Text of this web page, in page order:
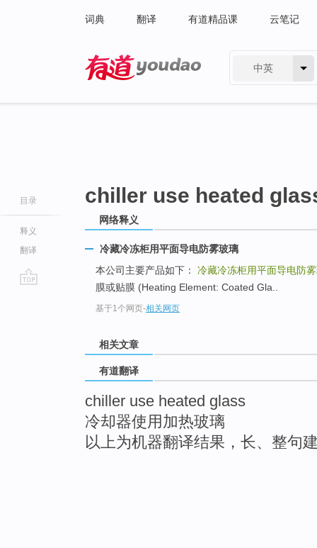
词典 翻译 有道精品课 云笔记
中英
目录
释义
翻译
chiller use heated
网络释义
冷藏冷冻柜用平面导电防雾玻璃
本公司主要产品如下： 冷藏冷冻柜用平面导电防
膜或贴膜 (Heating Element: Coated Gla..
基于1个网页-相关网页
相关文章
有道翻译
chiller use heated glass
冷却器使用加热玻璃
以上为机器翻译结果，长、整句